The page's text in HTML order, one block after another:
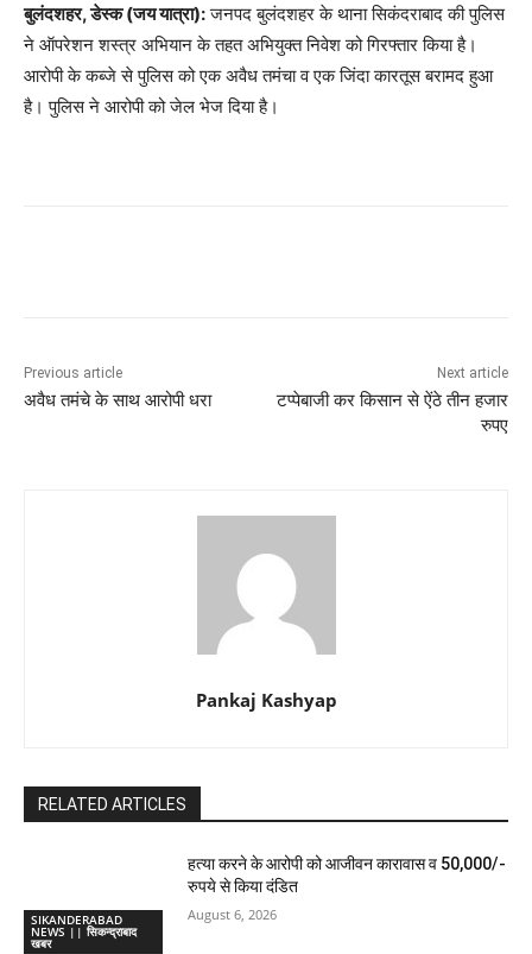
बुलंदशहर, डेस्क (जय यात्रा):जनपद बुलंदशहर के थाना सिकंदराबाद की पुलिस
ने ऑपरेशन शस्त्र अभियान के तहत अभियुक्त निवेश को गिरफ्तार किया है।
आरोपी के कब्जे से पुलिस को एक अवैध तमंचा व एक जिंदा कारतूस बरामद हुआ
है। पुलिस ने आरोपी को जेल भेज दिया है।
Previous article
अवैध तमंचे के साथ आरोपी धरा
Next article
टप्पेबाजी कर किसान से ऐंठे तीन हजार
रुपए
Pankaj Kashyap
RELATED ARTICLES
SIKANDERABAD
NEWS || सिकन्द्राबाद
खबर
हत्या करने के आरोपी को आजीवन कारावास व 50,000/-
रुपये से किया दंडित
August 6, 2026